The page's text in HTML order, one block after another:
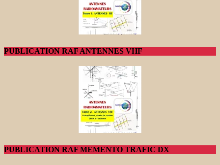
PUBLICATION RAF ANTENNES VHF
PUBLICATION RAF MEMENTO TRAFIC DX